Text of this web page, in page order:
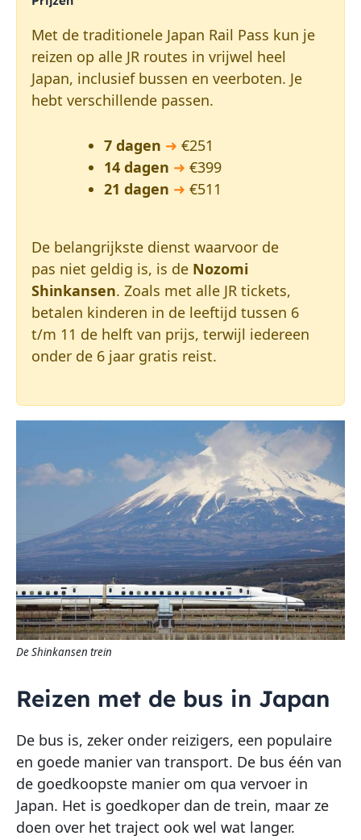
Met de traditionele Japan Rail Pass kun je
reizen op alle JR routes in vrijwel heel
Japan, inclusief bussen en veerboten. Je
hebt verschillende passen.
7 dagen ➜ €251
14 dagen ➜ €399
21 dagen ➜ €511
De belangrijkste dienst waarvoor de
pas niet geldig is, is de Nozomi
Shinkansen. Zoals met alle JR tickets,
betalen kinderen in de leeftijd tussen 6
t/m 11 de helft van prijs, terwijl iedereen
onder de 6 jaar gratis reist.
De Shinkansen trein
Reizen met de bus in Japan
De bus is, zeker onder reizigers, een populaire
en goede manier van transport. De bus één van
de goedkoopste manier om qua vervoer in
Japan. Het is goedkoper dan de trein, maar ze
doen over het traject ook wel wat langer.